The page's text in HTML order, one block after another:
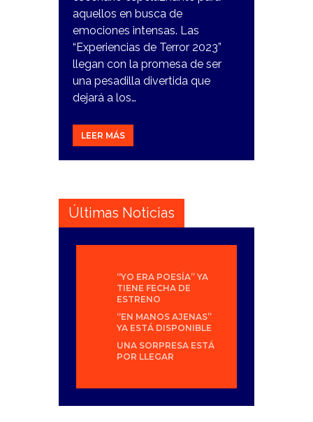
aquellos en busca de
emociones intensas. Las
“Experiencias de Terror 2023”
llegan con la promesa de ser
una pesadilla divertida que
dejará a los…
LEER MÁS
Últimas Noticias
“YO ERA POESÍA” YA
TIENE FECHA DE
ESTRENO
“EN MANOS AJENAS”
YA ESTÁ DISPONIBLE
UNA SORPRESA ESTÁ
POR LLEGAR